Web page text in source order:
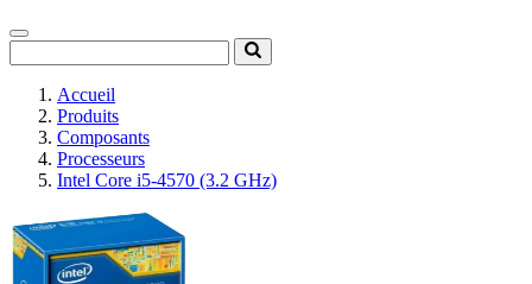
Accueil
Produits
Composants
Processeurs
Intel Core i5-4570 (3.2 GHz)